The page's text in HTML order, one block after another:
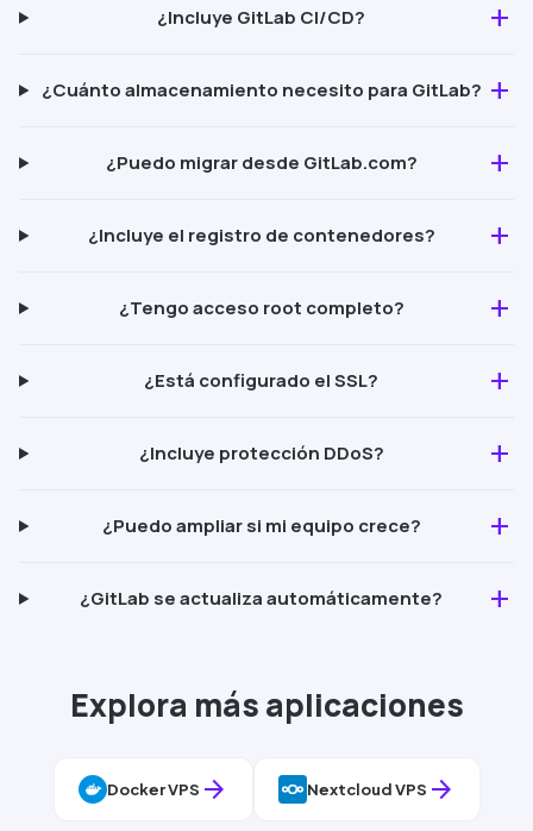
¿Incluye GitLab CI/CD? add
¿Cuánto almacenamiento necesito para GitLab? add
¿Puedo migrar desde GitLab.com? add
¿Incluye el registro de contenedores? add
¿Tengo acceso root completo? add
¿Está configurado elSSL? add
¿Incluye protección DDoS? add
¿Puedo ampliar si mi equipo crece? add
¿GitLab se actualiza automáticamente? add
Explora más aplicaciones
DockerVPS arrow_forward NextcloudVPS arrow_forward